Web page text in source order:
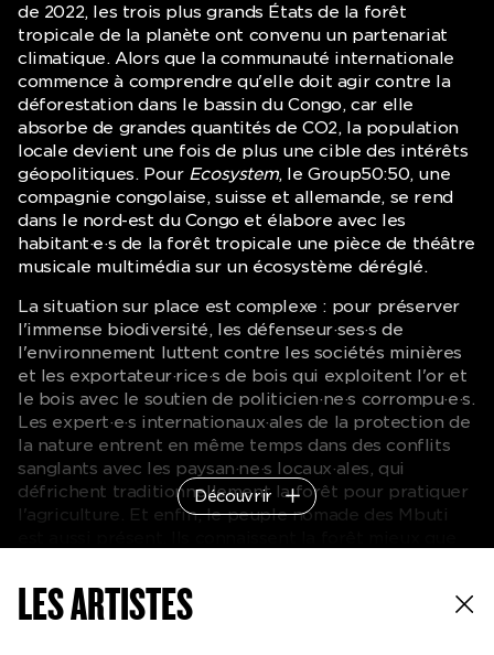
de 2022, les trois plus grands États de la forêt
tropicale de la planète ont convenu un partenariat
climatique. Alors que la communauté internationale
commence à comprendre qu'elle doit agir contre la
déforestation dans le bassin du Congo, car elle
absorbe de grandes quantités de CO2, la population
locale devient une fois de plus une cible des intérêts
géopolitiques. Pour Ecosystem, le Group50:50, une
compagnie congolaise, suisse et allemande, se rend
dans le nord-est du Congo et élabore avec les
habitant·e·s de la forêt tropicale une pièce de théâtre
musicale multimédia sur un écosystème déréglé.
La situation sur place est complexe : pour préserver
l'immense biodiversité, les défenseur·ses·s de
l'environnement luttent contre les sociétés minières
et les exportateur·rice·s de bois qui exploitent l'or et
le bois avec le soutien de politicien·ne·s corrompu·e·s.
Les expert·e·s internationaux·ales de la protection de
la nature entrent en même temps dans des conflits
sanglants avec les paysan·ne·s locaux·ales, qui
défrichent traditionnellement la forêt pour pratiquer
l'agriculture. Et enfin, le peuple nomade des Mbuti
sont considérés comme les « premiers habitant·e·s de
la forêt », et pourtant personne n'a encore reconnu
Découvrir
LES ARTISTES